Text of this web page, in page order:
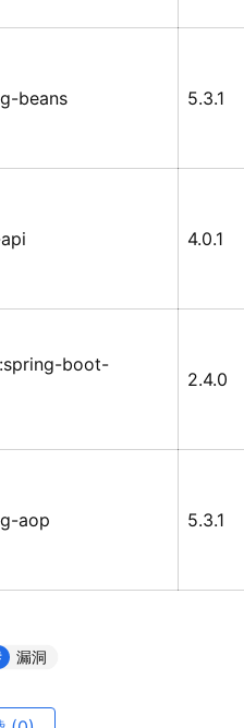
beans 5.3.1
4.0.1
boot-
2.4.0
aop 5.3.1
漏洞